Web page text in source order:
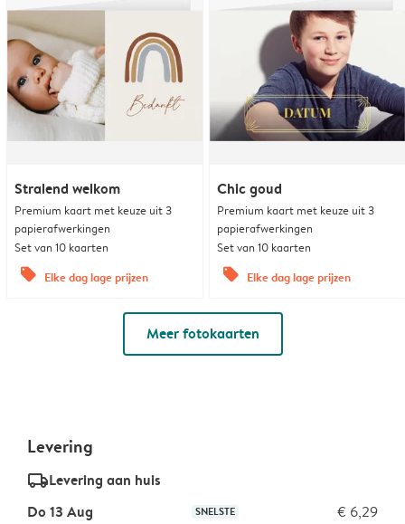
Stralend welkom
Premium kaart met keuze uit 3
papierafwerkingen
Set van 10 kaarten
offers Elke dag lage prijzen
Chic goud
Premium kaart met keuze uit 3
papierafwerkingen
Set van 10 kaarten
offers Elke dag lage prijzen
Meer fotokaarten
Levering
delivery_standard_v2Levering aan huis
Do 13 Aug
SNELSTE € 6,29